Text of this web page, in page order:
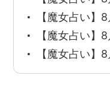
【魔女占い】
【魔女占い】
【魔女占い】